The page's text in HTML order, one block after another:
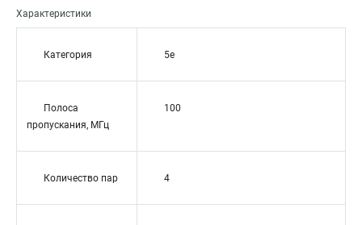
Характеристики
Категория 5e
Полоса
пропускания, МГц
100
Количество пар 4